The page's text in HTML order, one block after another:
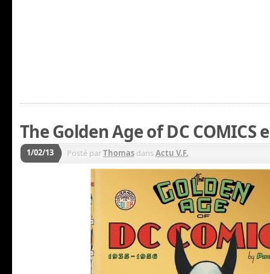
The Golden Age of DC COMICS
1/02/13 Posté parThomas dansActu V.F.